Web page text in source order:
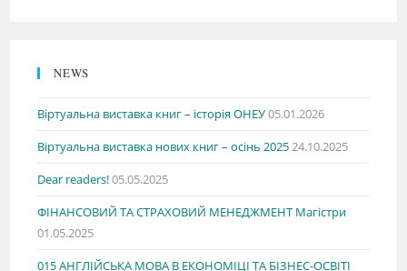
NEWS
Віртуальна виставка книг – історія ОНЕУ05.01.2026
Віртуальна виставка нових книг – осінь 202524.10.2025
Dear readers!05.05.2025
ФІНАНСОВИЙ ТА СТРАХОВИЙ МЕНЕДЖМЕНТ Магістри
01.05.2025
015 АНГЛІЙСЬКА МОВА В ЕКОНОМІЦІ ТА БІЗНЕС-ОСВІТІ